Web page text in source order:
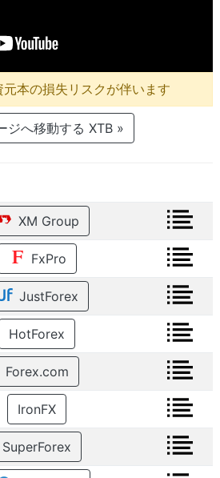
元本の損失リスクが伴います
ジへ移動する XTB »
XM Group
FxPro
JustForex
HotForex
Forex.com
IronFX
SuperForex